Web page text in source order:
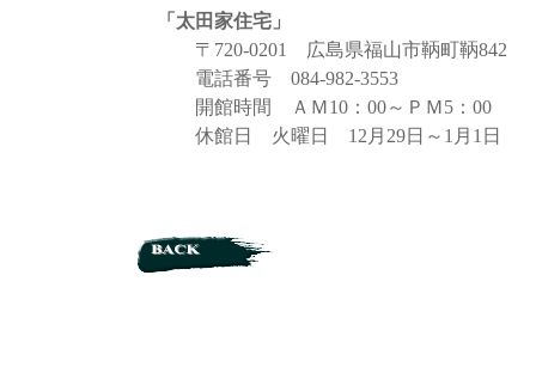
「太田家住宅」
〒720-0201 広島県福山市鞆町鞆842
電話番号 084-982-3553
開館時間 ＡＭ10：00～ＰＭ5：00
休館日 火曜日 12月29日～1月1日